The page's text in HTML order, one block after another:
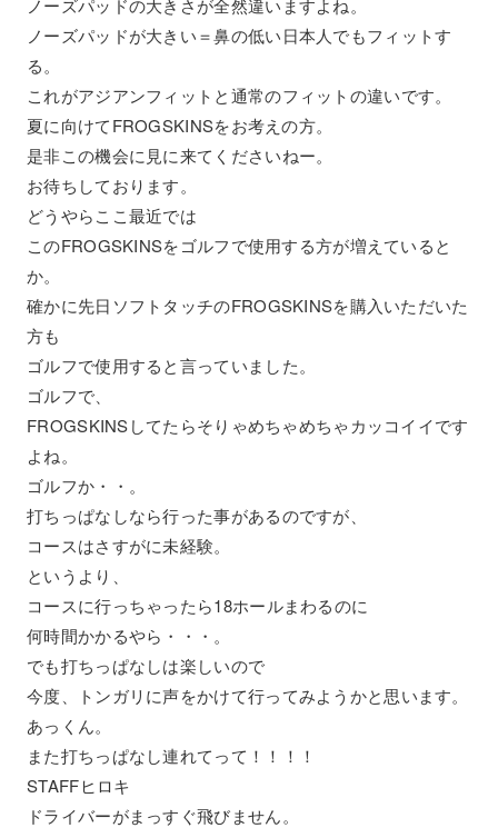
ノーズパッドの大きさが全然違いますよね。
ノーズパッドが大きい＝鼻の低い日本人でもフィットす
る。
これがアジアンフィットと通常のフィットの違いです。
夏に向けてFROGSKINSをお考えの方。
是非この機会に見に来てくださいねー。
お待ちしております。
どうやらここ最近では
このFROGSKINSをゴルフで使用する方が増えていると
か。
確かに先日ソフトタッチのFROGSKINSを購入いただいた
方も
ゴルフで使用すると言っていました。
ゴルフで、
FROGSKINSしてたらそりゃめちゃめちゃカッコイイです
よね。
ゴルフか・・。
打ちっぱなしなら行った事があるのですが、
コースはさすがに未経験。
というより、
コースに行っちゃったら18ホールまわるのに
何時間かかるやら・・・。
でも打ちっぱなしは楽しいので
今度、トンガリに声をかけて行ってみようかと思います。
あっくん。
また打ちっぱなし連れてって！！！！
STAFFヒロキ
ドライバーがまっすぐ飛びません。